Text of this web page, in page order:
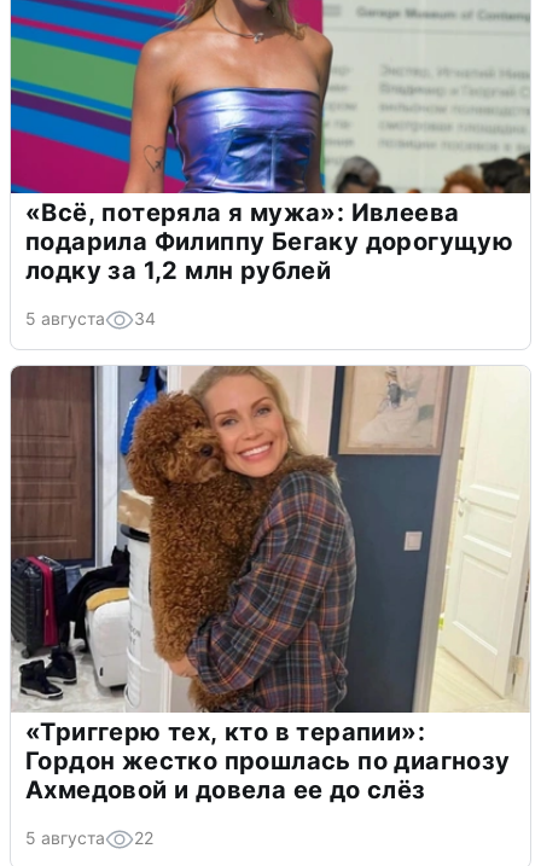
«Всё, потеряла я мужа»: Ивлеева
подарила Филиппу Бегаку дорогущую
лодку за 1,2 млн рублей
5 августа 34
«Триггерю тех, кто в терапии»:
Гордон жестко прошлась по диагнозу
Ахмедовой и довела ее до слёз
5 августа 22